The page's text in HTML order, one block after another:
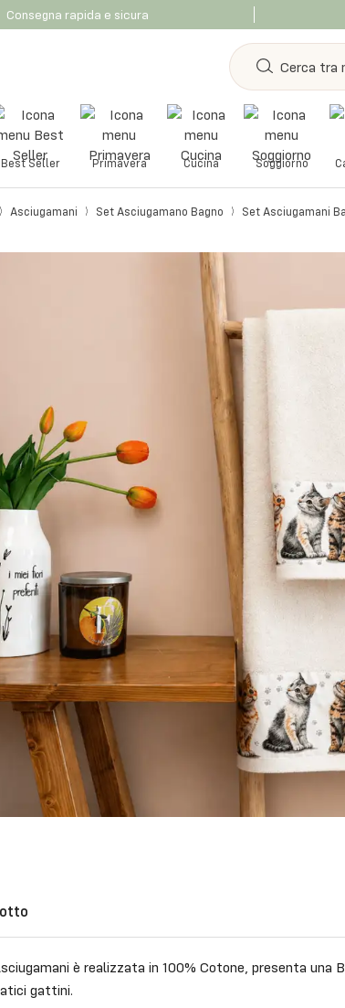
Consegna rapida e sicura
Best Seller Primavera Cucina Soggiorno
Asciugamani Set Asciugamano Bagno Set Asciugamani
è realizzata in 100% Cotone, presenta una
gattini.